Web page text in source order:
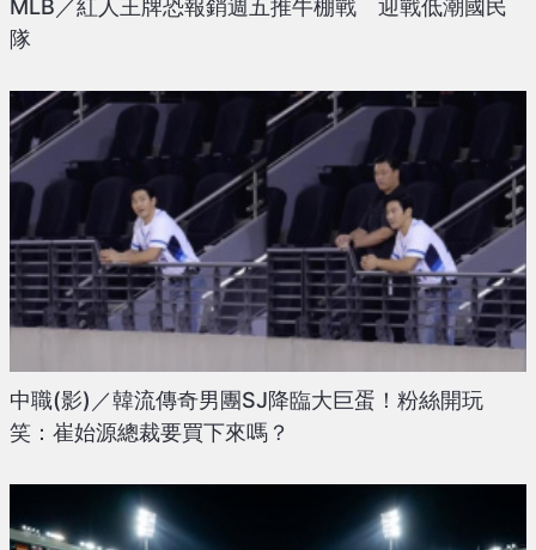
MLB／紅人王牌恐報銷週五推牛棚戰 迎戰低潮國民
隊
中職(影)／韓流傳奇男團SJ降臨大巨蛋！粉絲開玩
笑：崔始源總裁要買下來嗎？